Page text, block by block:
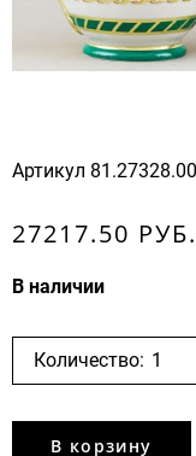
Артикул
27217.50 РУБ.
В наличии
Количество:
В корзину